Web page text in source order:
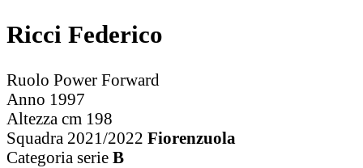
Ricci Federico
Ruolo Power Forward
Anno 1997
Altezza cm 198
Squadra 2021/2022 Fiorenzuola
Categoria serie B